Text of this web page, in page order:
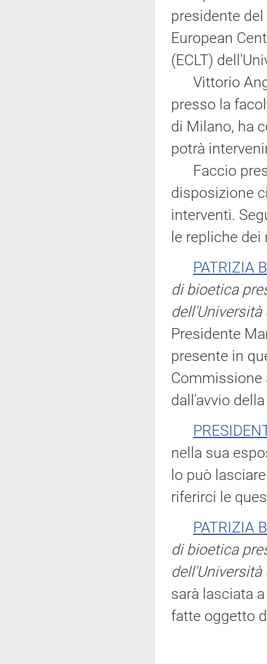
presidente
European
(ECLT)
Vittorio
presso la
di Milano, ha
potrà
Faccio
disposizione
interventi.
le repliche
PATRIZIA
di bioetica
Presidente
presente in
Commissione
dall'avvio
nella sua
lo può
riferirci le
PATRIZIA
di bioetica
sarà lasciata
fatte oggetto